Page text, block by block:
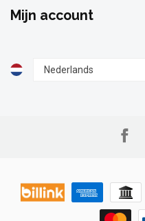
Mijn account